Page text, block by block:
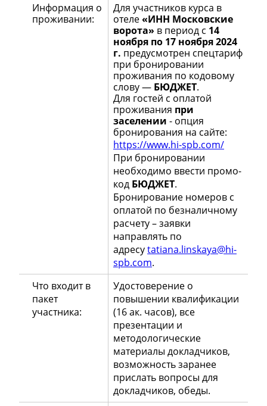
Информация о
проживании:
Для участников курса в
отеле«ИНН Московские
ворота» в период с 14
ноября по 17 ноября 2024
г. предусмотрен спецтариф
при бронировании
проживания по кодовому
слову — БЮДЖЕТ.
Для гостей с оплатой
проживания при
заселении - опция
бронирования на сайте:
https://www.hi-spb.com/
При бронировании
необходимо ввести промо-
код БЮДЖЕТ.
Бронирование номеров с
оплатой по безналичному
расчету – заявки
направлять по
адресуtatiana.linskaya@hi-
spb.com.
Что входит в
пакет
участника:
Удостоверение о
повышении квалификации
(16 ак. часов), все
презентации и
методологические
материалы докладчиков,
возможность заранее
прислать вопросы для
докладчиков, обеды.